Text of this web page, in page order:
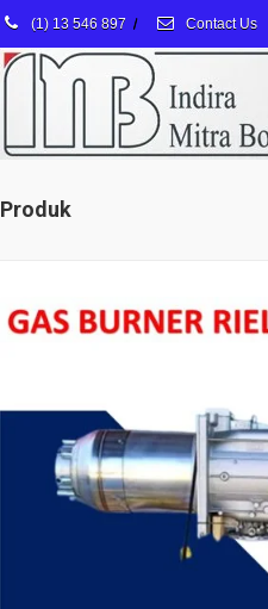
(1) 13 546 897 / Contact Us
Produk